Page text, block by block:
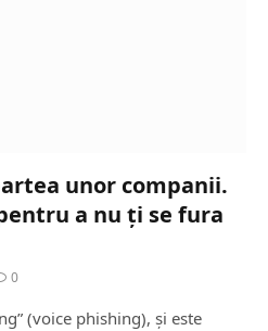
unor companii.
a nu ți se fura
0
(voice phishing), și este